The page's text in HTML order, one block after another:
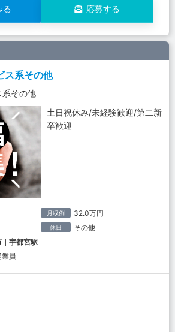
る 応募する
ス系その他
系その他
土日祝休み/未経験歓迎/第二新
卒歓迎
月収例 32.0万円
休日 その他
宇都宮駅
員